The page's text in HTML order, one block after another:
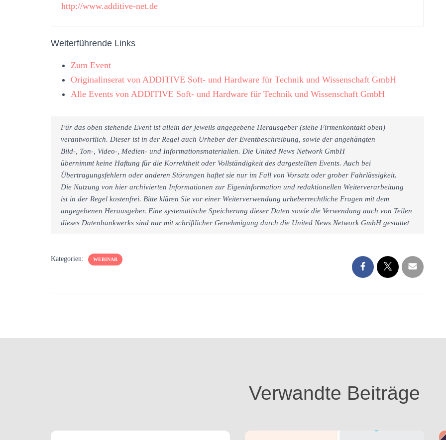
http://www.additive-net.de
Weiterführende Links
Zum Event
Originalinserat von ADDITIVE Soft- und Hardware für Technik und Wissenschaft GmbH
Alle Events von ADDITIVE Soft- und Hardware für Technik und Wissenschaft GmbH
Für das oben stehende Event ist allein der jeweils angegebene Herausgeber (siehe Firmenkontakt oben)
verantwortlich. Dieser ist in der Regel auch Urheber der Eventbeschreibung, sowie der angehängten
Bild-, Ton-, Video-, Medien- und Informationsmaterialien. Die United News Network GmbH
übernimmt keine Haftung für die Korrektheit oder Vollständigkeit des dargestellten Events. Auch bei
Übertragungsfehlern oder anderen Störungen haftet sie nur im Fall von Vorsatz oder grober Fahrlässigkeit.
Die Nutzung von hier archivierten Informationen zur Eigeninformation und redaktionellen Weiterverarbeitung
ist in der Regel kostenfrei. Bitte klären Sie vor einer Weiterverwendung urheberrechtliche Fragen mit dem
angegebenen Herausgeber. Eine systematische Speicherung dieser Daten sowie die Verwendung auch von Teilen
dieses Datenbankwerks sind nur mit schriftlicher Genehmigung durch die United News Network GmbH gestattet
Kategorien: WEBINAR
Verwandte Beiträge